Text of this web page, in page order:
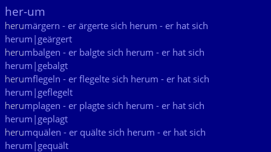
her-um
herumärgern - er ärgerte sich herum - er hat sich
herum|geärgert
herumbalgen - er balgte sich herum - er hat sich
herum|gebalgt
herumflegeln - er flegelte sich herum - er hat sich
herum|geflegelt
herumplagen - er plagte sich herum - er hat sich
herum|geplagt
herumquälen - er quälte sich herum - er hat sich
herum|gequält